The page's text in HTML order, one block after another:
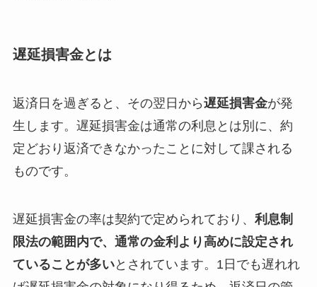
遅延損害金とは
返済日を過ぎると、その翌日から遅延損害金が発
生します。遅延損害金は通常の利息とは別に、約
定どおり返済できなかったことに対して課される
ものです。
遅延損害金の率は契約で定められており、 利息制
限法の範囲内で、通常の金利より高めに設定され
ていることが多いとされています。1日でも遅れれ